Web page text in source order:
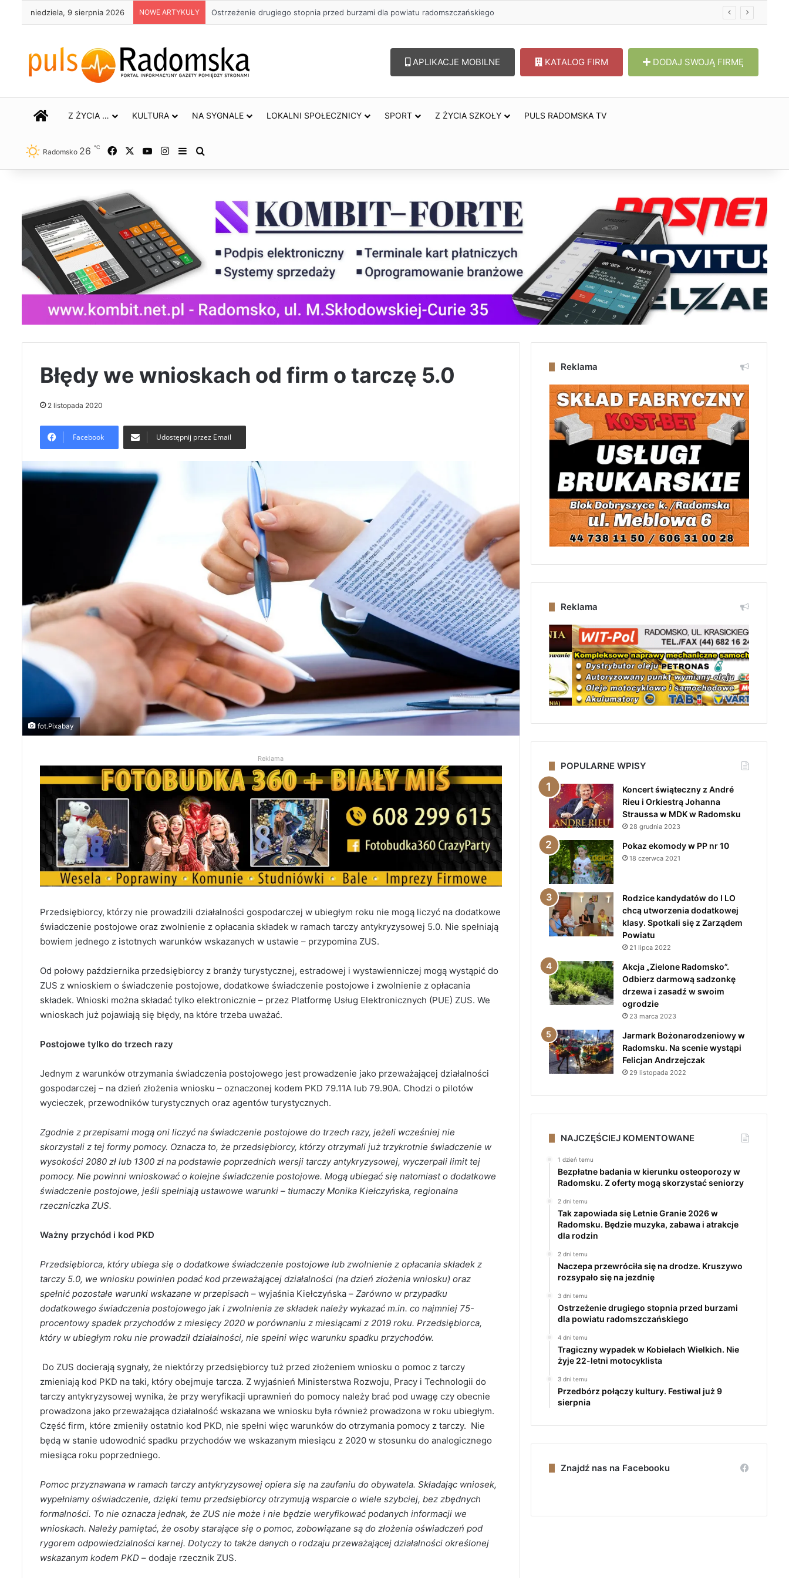
niedziela, 9 sierpnia 2026 NOWE ARTYKUŁY Około 90 tys. zł na szkolenia pracowników. PUP w Radomsku ogłasza nabór wniosków
APLIKACJE MOBILNE KATALOG FIRM DODAJ SWOJĄ FIRMĘ
STRONA GŁÓWNA
Z ŻYCIA … KULTURA NA SYGNALE LOKALNI SPOŁECZNICY SPORT Z ŻYCIA SZKOŁY PULS RADOMSKA TV
Radomsko 26 ℃ Facebook YouTubeInstagram
Sidebar
Błędy we wnioskach od firm o tarczę 5.0
2 listopada 2020
Facebook Udostępnij przez Email
fot.Pixabay
Reklama
Przedsiębiorcy, którzy nie prowadzili działalności gospodarczej w ubiegłym roku nie mogą liczyć na dodatkowe
świadczenie postojowe oraz zwolnienie z opłacania składek w ramach tarczy antykryzysowej 5.0. Nie spełniają
bowiem jednego z istotnych warunków wskazanych w ustawie – przypomina ZUS.
Od połowy października przedsiębiorcy z branży turystycznej, estradowej i wystawienniczej mogą wystąpić do
ZUS z wnioskiem o świadczenie postojowe, dodatkowe świadczenie postojowe i zwolnienie z opłacania
składek. Wnioski można składać tylko elektronicznie – przez Platformę Usług Elektronicznych (PUE) ZUS. We
wnioskach już pojawiają się błędy, na które trzeba uważać.
Postojowe tylko do trzech razy
Jednym z warunków otrzymania świadczenia postojowego jest prowadzenie jako przeważającej działalności
gospodarczej – na dzień złożenia wniosku – oznaczonej kodem PKD 79.11A lub 79.90A. Chodzi o pilotów
wycieczek, przewodników turystycznych oraz agentów turystycznych.
Zgodnie z przepisami mogą oni liczyć na świadczenie postojowe do trzech razy, jeżeli wcześniej nie
skorzystali z tej formy pomocy. Oznacza to, że przedsiębiorcy, którzy otrzymali już trzykrotnie świadczenie w
wysokości 2080 zł lub 1300 zł na podstawie poprzednich wersji tarczy antykryzysowej, wyczerpali limit tej
pomocy. Nie powinni wnioskować o kolejne świadczenie postojowe. Mogą ubiegać się natomiast o dodatkowe
świadczenie postojowe, jeśli spełniają ustawowe warunki – tłumaczy Monika Kiełczyńska, regionalna
rzeczniczka ZUS.
Ważny przychód i kod PKD
Przedsiębiorca, który ubiega się o dodatkowe świadczenie postojowe lub zwolnienie z opłacania składek z
tarczy 5.0, we wniosku powinien podać kod przeważającej działalności (na dzień złożenia wniosku) oraz
spełnić pozostałe warunki wskazane w przepisach – wyjaśnia Kiełczyńska – Zarówno w przypadku
dodatkowego świadczenia postojowego jak i zwolnienia ze składek należy wykazać m.in. co najmniej 75-
procentowy spadek przychodów z miesięcy 2020 w porównaniu z miesiącami z 2019 roku. Przedsiębiorca,
który w ubiegłym roku nie prowadził działalności, nie spełni więc warunku spadku przychodów.
Do ZUS docierają sygnały, że niektórzy przedsiębiorcy tuż przed złożeniem wniosku o pomoc z tarczy
zmieniają kod PKD na taki, który obejmuje tarcza. Z wyjaśnień Ministerstwa Rozwoju, Pracy i Technologii do
tarczy antykryzysowej wynika, że przy weryfikacji uprawnień do pomocy należy brać pod uwagę czy obecnie
prowadzona jako przeważająca działalność wskazana we wniosku była również prowadzona w roku ubiegłym.
Część firm, które zmieniły ostatnio kod PKD, nie spełni więc warunków do otrzymania pomocy z tarczy. Nie
będą w stanie udowodnić spadku przychodów we wskazanym miesiącu z 2020 w stosunku do analogicznego
miesiąca roku poprzedniego.
Pomoc przyznawana w ramach tarczy antykryzysowej opiera się na zaufaniu do obywatela. Składając wniosek,
wypełniamy oświadczenie, dzięki temu przedsiębiorcy otrzymują wsparcie o wiele szybciej, bez zbędnych
formalności. To nie oznacza jednak, że ZUS nie może i nie będzie weryfikować podanych informacji we
wnioskach. Należy pamiętać, że osoby starające się o pomoc, zobowiązane są do złożenia oświadczeń pod
rygorem odpowiedzialności karnej. Dotyczy to także danych o rodzaju przeważającej działalności określonej
wskazanym kodem PKD – dodaje rzecznik ZUS.
Reklama
Reklama
POPULARNE WPISY
Koncert świąteczny z André
Rieu i Orkiestrą Johanna
Straussa w MDK w Radomsku
28 grudnia 2023
Pokaz ekomody w PP nr 10
18 czerwca 2021
Rodzice kandydatów do I LO
chcą utworzenia dodatkowej
klasy. Spotkali się z Zarządem
Powiatu
21 lipca 2022
Akcja „Zielone Radomsko”.
Odbierz darmową sadzonkę
drzewa i zasadź w swoim
ogrodzie
23 marca 2023
Jarmark Bożonarodzeniowy w
Radomsku. Na scenie wystąpi
Felicjan Andrzejczak
29 listopada 2022
NAJCZĘŚCIEJ KOMENTOWANE
1 dzień temu
Bezpłatne badania w kierunku osteoporozy w
Radomsku. Z oferty mogą skorzystać seniorzy
2 dni temu
Tak zapowiada się Letnie Granie 2026 w
Radomsku. Będzie muzyka, zabawa i atrakcje
dla rodzin
2 dni temu
Naczepa przewróciła się na drodze. Kruszywo
rozsypało się na jezdnię
3 dni temu
Ostrzeżenie drugiego stopnia przed burzami
dla powiatu radomszczańskiego
4 dni temu
Tragiczny wypadek w Kobielach Wielkich. Nie
żyje 22-letni motocyklista
3 dni temu
Przedbórz połączy kultury. Festiwal już 9
sierpnia
Znajdź nas na Facebooku